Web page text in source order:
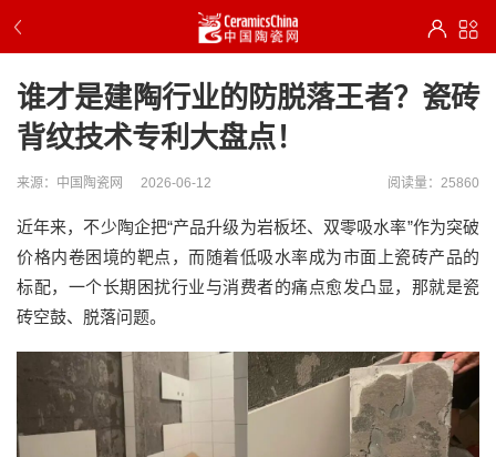
谁才是建陶行业的防脱落王者？瓷砖
背纹技术专利大盘点！
来源：中国陶瓷网 2026-06-12 阅读量：25860
近年来，不少陶企把“产品升级为岩板坯、双零吸水率”作为突破
价格内卷困境的靶点，而随着低吸水率成为市面上瓷砖产品的
标配，一个长期困扰行业与消费者的痛点愈发凸显 ，那就是瓷
砖空鼓、脱落问题。